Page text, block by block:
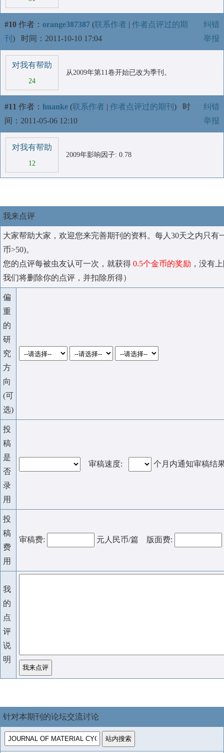
#10 作者： orange387387 (联系作者 | 作者点评过的期
刊 ) 时间：2011-10-10 17:04
纠错
举报
对我有帮助
24
从2009年第11卷开始已改为季刊。
#11 作者： huanke (联系作者 | 作者点评过的期刊 ) 时
间：2011-05-06 12:10
纠错
举报
对我有帮助
12
2009年影响因子: 0.78
我来点评
大家帮助大家，欢迎您来完善期刊的资料。每人30天之内只有
币>50)。
您的点评每被虫友认可一次，就获得 0.5个金币的奖励 ，没有
我们将删除你的点评，并扣除所得）
偏
重
的
研
究
方
向
(可
选)
投
稿
是
否
录
用
审稿速度: 个月内通知审稿结
投
稿
费
用
审稿费: 元人民币/篇 版面费:
我
的
点
评
说
明
针对本期刊的论坛交流讨论